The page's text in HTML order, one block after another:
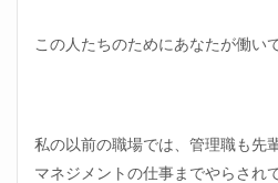
この人たちのためにあなたが働い
私の以前の職場では、管理職も先
マネジメントの仕事までやらされ